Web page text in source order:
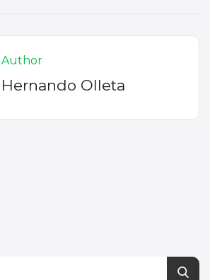
Author
Hernando Olleta